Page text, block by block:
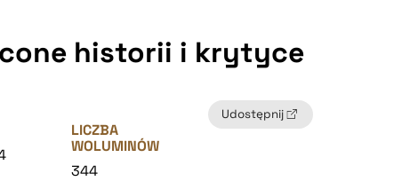
historii i krytyce
Udostępnij
LICZBA
WOLUMINÓW
344